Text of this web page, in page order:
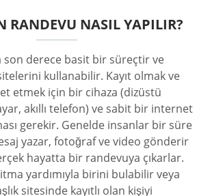
RANDEVU NASIL YAPILIR?
son derece basit bir süreçtir ve
kullanabilir. Kayıt olmak ve
etmek için bir cihaza (dizüstü
akıllı telefon) ve sabit bir internet
gerekir. Genelde insanlar bir süre
yazar, fotoğraf ve video gönderir
hayatta bir randevuya çıkarlar.
yardımıyla birini bulabilir veya
sitesinde kayıtlı olan kişiyi